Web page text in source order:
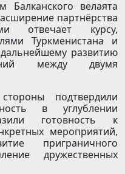
Балканского велаята
партнёрства
отвечает курсу,
Туркменистана и
дальнейшему развитию
между двумя
подтвердили
в углублении
готовность к
мероприятий,
приграничного
дружественных